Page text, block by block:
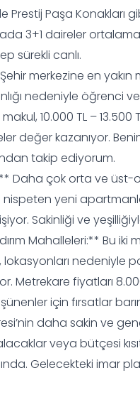
Prestij Paşa
3+1 daireler ortalama
sürekli canlı.
merkezine en
nedeniyle öğrenci
10.000 TL – 13.500
değer kazanıyor.
takip ediyorum.
Daha çok orta ve
yeni
Sakinliği ve
Mahalleleri:** Bu
nedeniyle
Metrekare fiyatları
için fırsatlar
daha sakin ve
veya bütçesi
Gelecekteki imar